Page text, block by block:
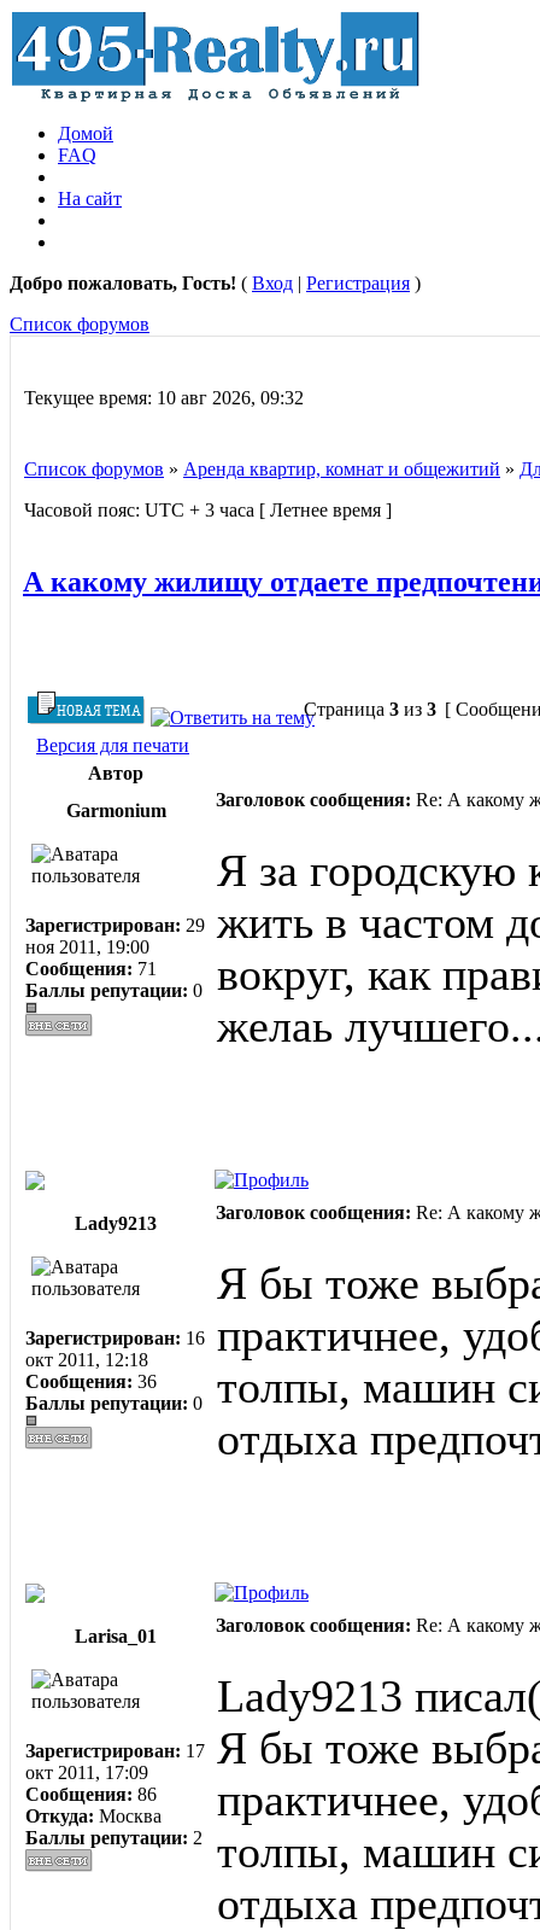
Домой
FAQ
На сайт
Добро пожаловать, Гость! ( Вход | Регистрация )
Список форумов
Текущее время: 10 авг 2026, 09:32
Список форумов » Аренда квартир, комнат и общежитий »
Часовой пояс: UTC + 3 часа [ Летнее время ]
А какому жилищу отдаете
Страница 3 из 3 [
Версия для печати
Автор
Garmonium
Заголовок сообщения: Re: А какому
Зарегистрирован: 29
ноя 2011, 19:00
Сообщения: 71
Баллы репутации: 0
Я за городскую
жить в частом
вокруг, как
желаь
Lady9213
Заголовок сообщения: Re: А какому
Зарегистрирован: 16
окт 2011, 12:18
Сообщения: 36
Баллы репутации: 0
Я бы тоже
практичнее,
толпы, машин
отдыха
Larisa_01
Заголовок сообщения: Re: А какому
Зарегистрирован: 17
окт 2011, 17:09
Сообщения: 86
Откуда: Москва
Баллы репутации: 2
Lady9213
Я бы тоже
практичнее,
толпы, машин
отдыха